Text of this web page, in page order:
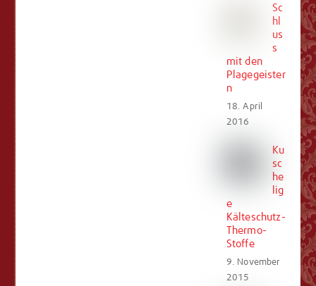
Sc
hl
us
s
mit den
Plagegeister
n
18. April
2016
Ku
sc
he
lig
e
Kälteschutz-
Thermo-
Stoffe
9. November
2015